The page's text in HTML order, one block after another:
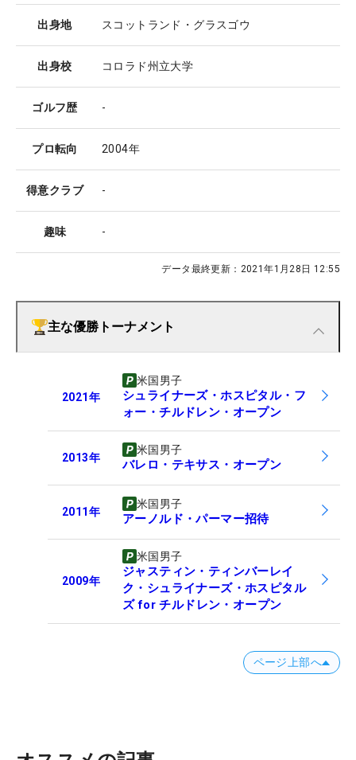
出身地 スコットランド・グラスゴウ
出身校 コロラド州立大学
ゴルフ歴 -
プロ転向 2004年
得意クラブ -
趣味 -
データ最終更新： 2021年1月28日 12:55
主な優勝トーナメント
2021年
米国男子
シュライナーズ・ホスピタル・フ
ォー・チルドレン・オープン
2013年
米国男子
バレロ・テキサス・オープン
2011年
米国男子
アーノルド・パーマー招待
2009年
米国男子
ジャスティン・ティンバーレイ
ク・シュライナーズ・ホスピタル
ズ for チルドレン・オープン
ページ上部へ